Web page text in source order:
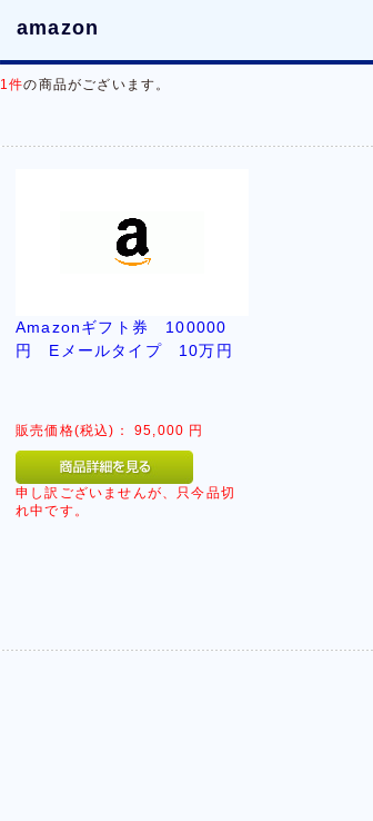
amazon
1件の商品がございます。
Amazonギフト券 100000
円 Eメールタイプ 10万円
販売価格(税込)： 95,000 円
申し訳ございませんが、只今品切
れ中です。